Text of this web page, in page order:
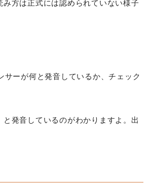
み方は正式には認められていない様子
サーが何と発音しているか、チェック
と発音しているのがわかりますよ。出